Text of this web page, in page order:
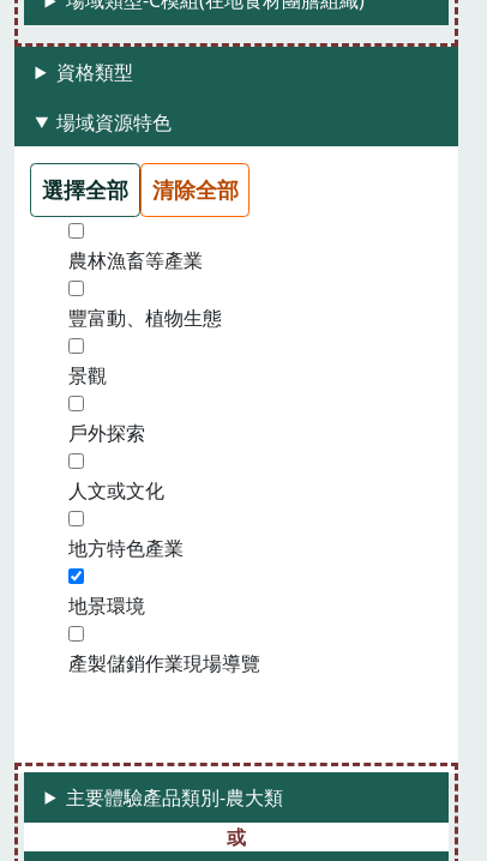
資格類型
場域資源特色
選擇全部 清除全部
農林漁畜等產業
豐富動、植物生態
景觀
戶外探索
人文或文化
地方特色產業
地景環境
產製儲銷作業現場導覽
主要體驗產品類別-農大類